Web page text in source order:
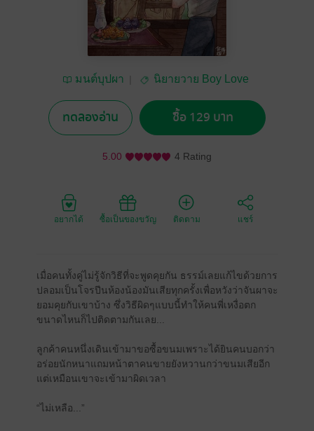
มนต์บุปผา
นิยายวาย Boy Love
ทดลองอ่าน ซื้อ 129 บาท
5.00 4 Rating
อยากได้ ซื้อเป็นของขวัญ ติดตาม แชร์
เมื่อคนทั้งคู่ไม่รู้จักวิธีที่จะพูดคุยกัน ธรรม์เลยแก้ไขด้วยการ
ปลอมเป็นโจรปีนห้องน้องมันเสียทุกครั้งเพื่อหวังว่าจันผาจะ
ยอมคุยกับเขาบ้าง ซึ่งวิธีผิดๆแบบนี้ทำให้คนพี่เหงื่อตก
ขนาดไหนก็ไปติดตามกันเลย...
ลูกค้าคนหนึ่งเดินเข้ามาขอซื้อขนมเพราะได้ยินคนบอกว่า
อร่อยนักหนาแถมหน้าตาคนขายยังหวานกว่าขนมเสียอีก
แต่เหมือนเขาจะเข้ามาผิดเวลา
“ไม่เหลือ...”